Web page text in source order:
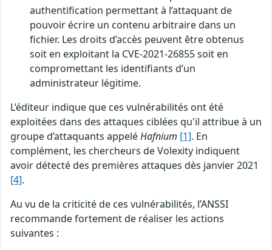
authentification permettant à l’attaquant de
pouvoir écrire un contenu arbitraire dans un
fichier. Les droits d’accès peuvent être obtenus
soit en exploitant la CVE-2021-26855 soit en
compromettant les identifiants d’un
administrateur légitime.
L’éditeur indique que ces vulnérabilités ont été
exploitées dans des attaques ciblées qu'il attribue à un
groupe d’attaquants appeléHafnium [1]. En
complément, les chercheurs de Volexity indiquent
avoir détecté des premières attaques dès janvier 2021
[4].
Au vu de la criticité de ces vulnérabilités, l’ANSSI
recommande fortement de réaliser les actions
suivantes :